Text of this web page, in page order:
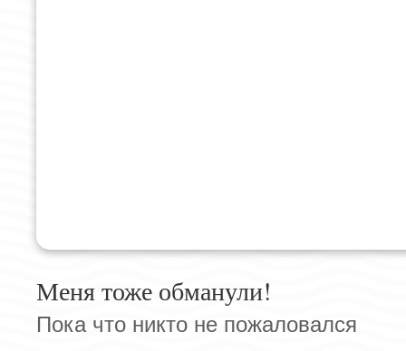
Меня тоже обманули!
Пока что никто не пожаловался